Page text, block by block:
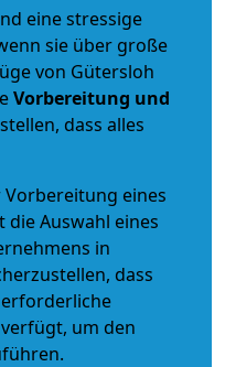
eine stressige
sie über große
von Gütersloh
Vorbereitung und
dass alles
eines
die Auswahl eines
in
dass
um den